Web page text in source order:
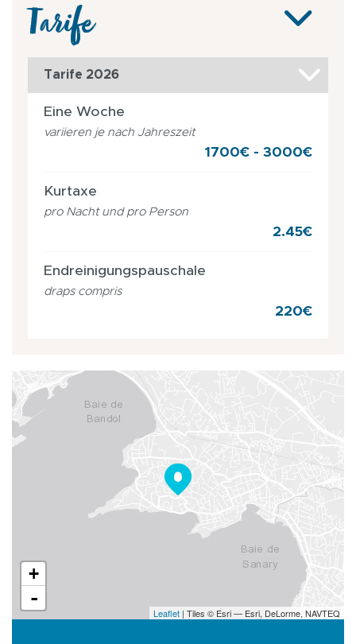
Tarife
Tarife 2026
Eine Woche
variieren je nach Jahreszeit
1700€ - 3000€
Kurtaxe
pro Nacht und pro Person
2.45€
Endreinigungspauschale
draps compris
220€
+
-
Leaflet | Tiles © Esri — Esri, DeLorme, NAVTEQ